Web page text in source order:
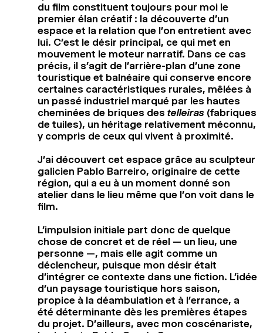
du film constituent toujours pour moi le
premier élan créatif : la découverte d’un
espace et la relation que l’on entretient avec
lui. C’est le désir principal, ce qui met en
mouvement le moteur narratif. Dans ce cas
précis, il s’agit de l’arrière-plan d’une zone
touristique et balnéaire qui conserve encore
certaines caractéristiques rurales, mêlées à
un passé industriel marqué par les hautes
cheminées de briques des telleiras (fabriques
de tuiles), un héritage relativement méconnu,
y compris de ceux qui vivent à proximité.
J’ai découvert cet espace grâce au sculpteur
galicien Pablo Barreiro, originaire de cette
région, qui a eu à un moment donné son
atelier dans le lieu même que l’on voit dans le
film.
L’impulsion initiale part donc de quelque
chose de concret et de réel — un lieu, une
personne —, mais elle agit comme un
déclencheur, puisque mon désir était
d’intégrer ce contexte dans une fiction. L’idée
d’un paysage touristique hors saison,
propice à la déambulation et à l’errance, a
été déterminante dès les premières étapes
du projet. D’ailleurs, avec mon coscénariste,